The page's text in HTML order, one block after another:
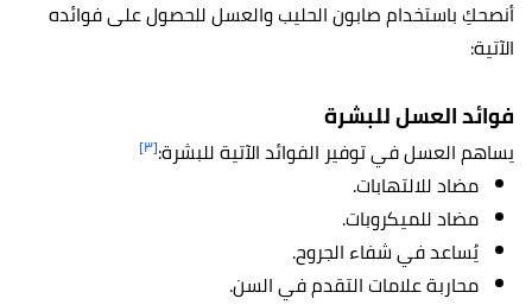
أنصحكِ باستخدام صابون الحليب والعسل للحصول على فوائده
الآتية:
فوائد العسل للبشرة
يساهم العسل في توفير الفوائد الآتية للبشرة:[٣]
مضاد للالتهابات.
مضاد للميكروبات.
يُساعد في شفاء الجروح.
محاربة علامات التقدم في السن.